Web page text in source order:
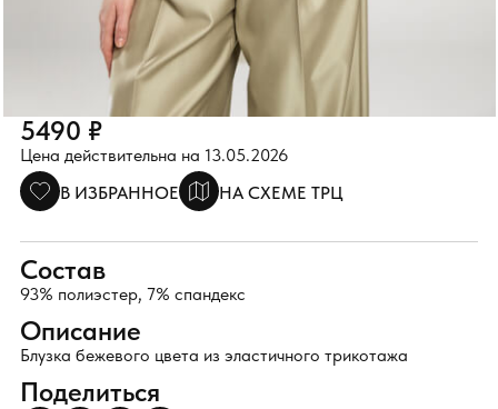
5490 ₽
Цена действительна на 13.05.2026
Состав
93% полиэстер, 7% спандекс
Описание
Блузка бежевого цвета из эластичного трикотажа
В ИЗБРАННОЕ НА СХЕМЕ ТРЦ
Поделиться